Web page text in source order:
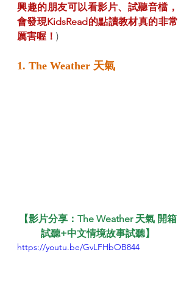
興趣的朋友可以看影片、試聽音檔，
會發現KidsRead的點讀教材真的非常
厲害喔！ )
1. The Weather 天氣
【影片分享：The Weather 天氣 開箱
試聽+中文情境故事試聽】
https://youtu.be/GvLFHbOB844